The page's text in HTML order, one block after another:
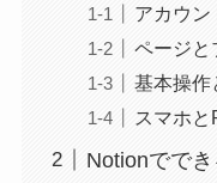
アカウン
ページと
基本操作
スマホ
Notionでで